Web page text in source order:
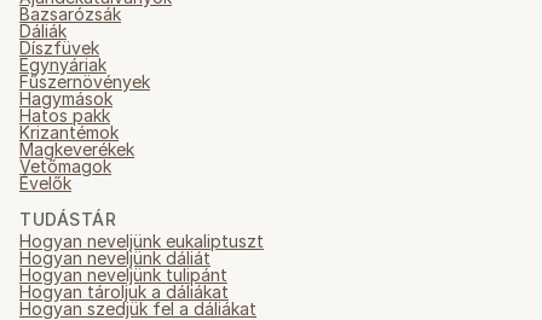
Bazsarózsák
Dáliák
Díszfüvek
Egynyáriak
Fűszernövények
Hagymások
Hatos pakk
Krizantémok
Magkeverékek
Vetőmagok
Évelők
TUDÁSTÁR
Hogyan neveljünk eukaliptuszt
Hogyan neveljünk dáliát
Hogyan neveljünk tulipánt
Hogyan tároljuk a dáliákat
Hogyan szedjük fel a dáliákat